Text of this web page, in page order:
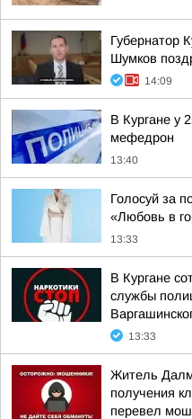
Губернатор
Шумков
14:09
В Кургане у
мефедрон
13:40
Голосуй за
«Любовь в
13:33
В Кургане
службы
13:33
Житель
получения
перевел